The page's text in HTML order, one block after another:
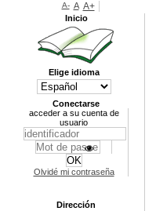
A- A A+
Inicio
Elige idioma
Conectarse
acceder a su cuenta de
usuario
Olvidé mi contraseña
Dirección